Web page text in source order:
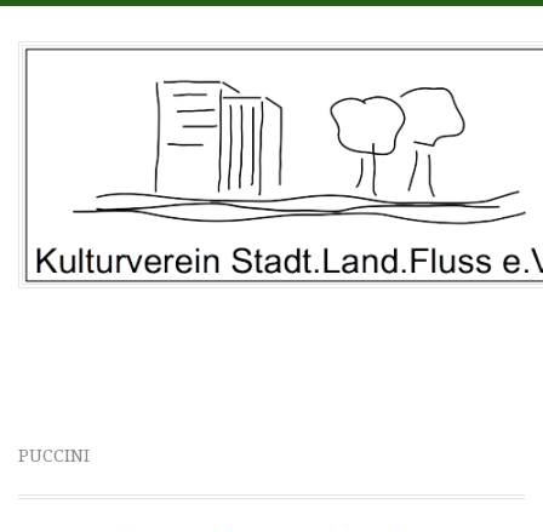
Kulturverein Stadt.Land.Fluss e.V. • Rechtern 6 • 49406
PUCCINI